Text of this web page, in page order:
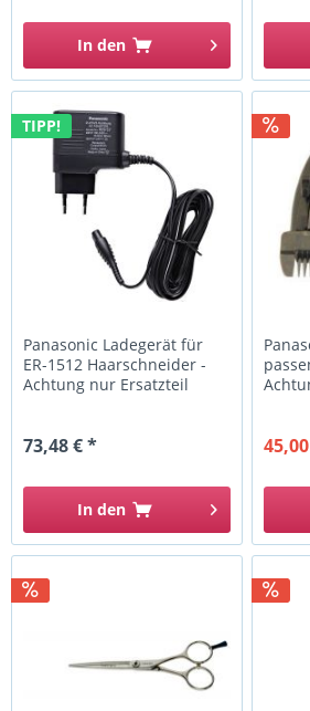
In den
TIPP!
Panasonic Ladegerät für
ER-1512 Haarschneider -
Achtung nur Ersatzteil
73,48 € *
In den